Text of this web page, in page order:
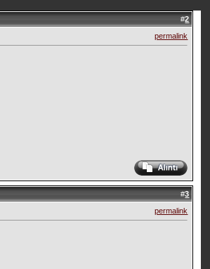
#2
permalink
#3
permalink